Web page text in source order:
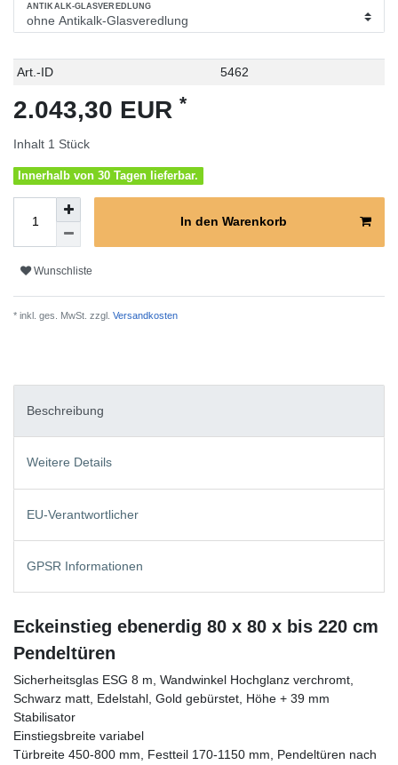
ANTIKALK-GLASVEREDLUNG
Technisches
Wert
Art.-ID 5462
2.043,30 EUR *
Inhalt 1 Stück
Innerhalb von 30 Tagen lieferbar.
In den Warenkorb
Wunschliste
* inkl. ges. MwSt. zzgl. Versandkosten
Beschreibung
Weitere Details
EU-Verantwortlicher
GPSR Informationen
Eckeinstieg ebenerdig 80 x 80 x bis 220 cm
Pendeltüren
Sicherheitsglas ESG 8 m, Wandwinkel Hochglanz verchromt,
Schwarz matt, Edelstahl, Gold gebürstet, Höhe + 39 mm
Stabilisator
Einstiegsbreite variabel
Türbreite 450-800 mm, Festteil 170-1150 mm, Pendeltüren nach